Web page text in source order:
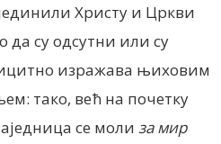
Христу и Цркви
да су одсутни или су
изражава њиховим
тако, већ на почетку
се моли за мир